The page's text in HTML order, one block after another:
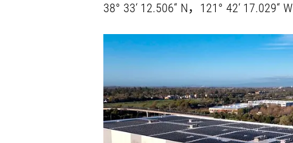
38° 33‘ 12.506“ N，121° 42‘ 17.029“ W